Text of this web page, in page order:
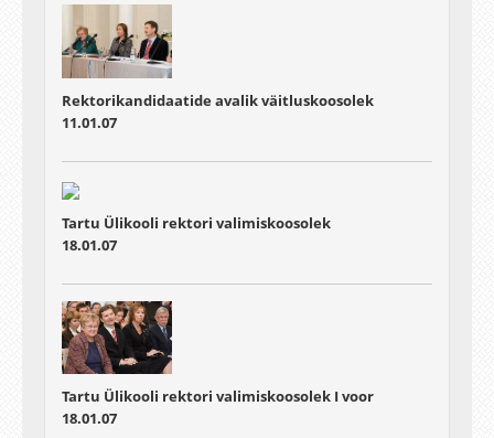
Rektorikandidaatide avalik väitluskoosolek
11.01.07
Tartu Ülikooli rektori valimiskoosolek
18.01.07
Tartu Ülikooli rektori valimiskoosolek I voor
18.01.07